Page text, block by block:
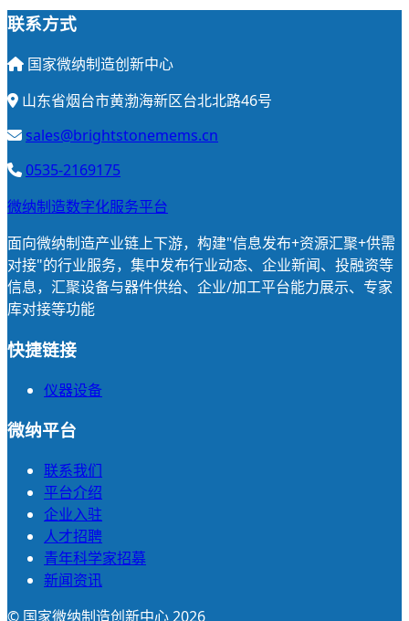
联系方式
国家微纳制造创新中心
山东省烟台市黄渤海新区台北北路46号
sales@brightstonemems.cn
0535-2169175
微纳制造数字化服务平台
面向微纳制造产业链上下游，构建"信息发布+资源汇聚+供需
对接"的行业服务，集中发布行业动态、企业新闻、投融资等
信息，汇聚设备与器件供给、企业/加工平台能力展示、专家
库对接等功能
快捷链接
仪器设备
微纳平台
联系我们
平台介绍
企业入驻
人才招聘
青年科学家招募
新闻资讯
© 国家微纳制造创新中心 2026